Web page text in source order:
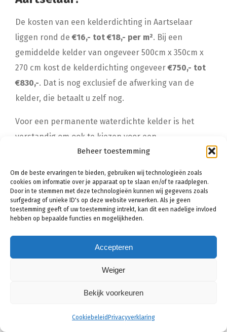
Beheer toestemming
Om de beste ervaringen te bieden, gebruiken wij technologieën zoals
cookies om informatie over je apparaat op te slaan en/of te raadplegen.
Door in te stemmen met deze technologieën kunnen wij gegevens zoals
surfgedrag of unieke ID's op deze website verwerken. Als je geen
toestemming geeft of uw toestemming intrekt, kan dit een nadelige invloed
hebben op bepaalde functies en mogelijkheden.
Accepteren
Weiger
Bekijk voorkeuren
Cookiebeleid Privacyverklaring
De kosten van een kelderdichting in Aartselaar
liggen rond de€16,- tot €18,- per m². Bij een
gemiddelde kelder van ongeveer 500cm x 350cm x
270 cm kost de kelderdichting ongeveer€750,- tot
€830,-. Dat is nog exclusief de afwerking van de
kelder, die betaalt u zelf nog.
Voor een permanente waterdichte kelder is het
verstandig om ook te kiezen voor een
kelderdrainage systeem. De kosten hiervoor
kelder rond de€3.500,-maar kunnen, afhankelijk
van de situatie, oplopen tot wel€10.000,-
Kelderbekuiping €16,- tot €18,- per m²
dit zijn gemiddelde kosten die per vakman